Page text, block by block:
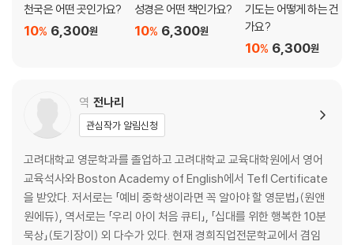
천국은 어떤 곳인가요?
6,300원
10%
성경은 어떤 책인가요?
6,300원
10%
기도는 어떻게 하는 건
가요?
6,300원
10%
역 전나리
관심작가 알림신청
고려대학교 영문학과를 졸업하고 고려대학교 교육대학원에서 영어
교육석사와 Boston Academy of English에서 Tefl Certificate
을 받았다. 저서로는 「예비 중학생이라면 꼭 알아야 할 영문법」(원앤
원에듀), 역서로는 「우리 아이 처음 큐티」, 「십대를 위한 행복한 10분
묵상」(토기장이) 외 다수가 있다. 현재 경희직업전문학교에서 겸임